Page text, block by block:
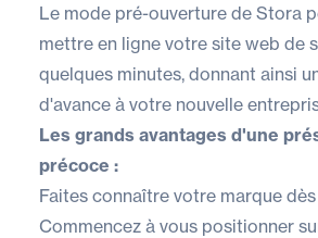
Le mode pré-ouverture de Stora
mettre en ligne votre site web de
quelques minutes, donnant ainsi
d'avance à votre nouvelle
Les grands avantages d'une
précoce :
Faites connaître votre marque
Commencez à vous positionner